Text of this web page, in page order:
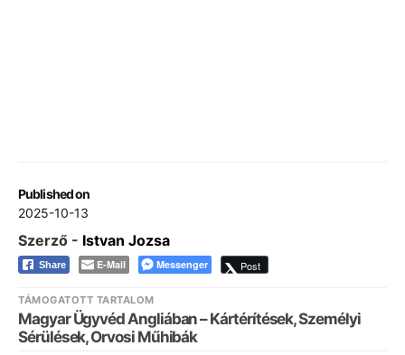
Published on
2025-10-13
Szerző - Istvan Jozsa
Share E-Mail Messenger Post
TÁMOGATOTT TARTALOM
Magyar Ügyvéd Angliában – Kártérítések, Személyi
Sérülések, Orvosi Műhibák